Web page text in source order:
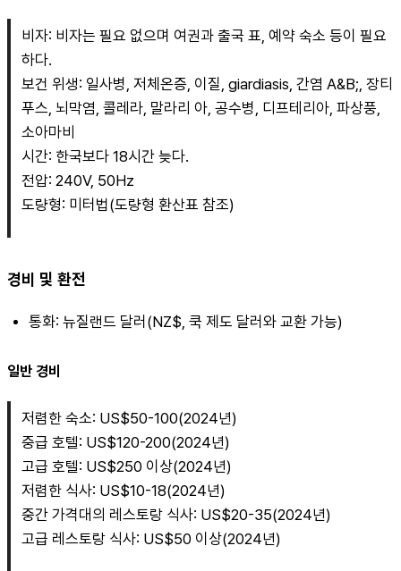
비자: 비자는 필요 없으며 여권과 출국 표, 예약 숙소 등이 필요
하다.
보건 위생: 일사병, 저체온증, 이질, giardiasis, 간염 A&B;, 장티
푸스, 뇌막염, 콜레라, 말라리 아, 공수병, 디프테리아, 파상풍,
소아마비
시간: 한국보다 18시간 늦다.
전압: 240V, 50Hz
도량형: 미터법(도량형 환산표 참조)
경비 및 환전
통화: 뉴질랜드 달러(NZ$, 쿡 제도 달러와 교환 가능)
일반 경비
저렴한 숙소: US$50-100(2024년)
중급 호텔: US$120-200(2024년)
고급 호텔: US$250 이상(2024년)
저렴한 식사: US$10-18(2024년)
중간 가격대의 레스토랑 식사: US$20-35(2024년)
고급 레스토랑 식사: US$50 이상(2024년)